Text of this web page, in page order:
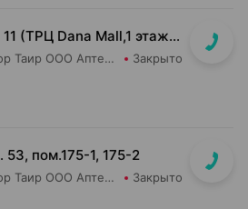
ул. П. Мстиславца, д. 11 (ТРЦ Dana Mall,1 этаж, напротив 26-ой кассы магазина Green)
Планета Здоровья Доктор Таир ООО Аптека №26 Закрыто
53, пом.175-1, 175-2
Планета Здоровья Доктор Таир ООО Аптека №5 Закрыто